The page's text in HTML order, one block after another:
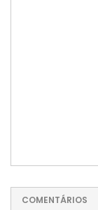
COMENTÁRIOS